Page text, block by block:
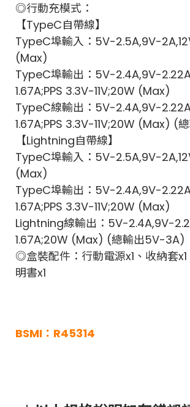
◎行動充模式：
【TypeC自帶線】
TypeC埠輸入：5V-2.5A,9V-
(Max)
TypeC埠輸出：5V-2.4A,9V-
1.67A;PPS 3.3V-11V;20W (Max)
TypeC線輸出：5V-2.4A,9V-
1.67A;PPS 3.3V-11V;20W (Max) (
【Lightning自帶線】
TypeC埠輸入：5V-2.5A,9V-
(Max)
TypeC埠輸出：5V-2.4A,9V-
1.67A;PPS 3.3V-11V;20W (Max)
Lightning線輸出：5V-2.4A,9V-
1.67A;20W (Max) (總輸出5V-3A)
◎盒裝配件：行動電源x1、收納套
明書x1
BSMI：R45314